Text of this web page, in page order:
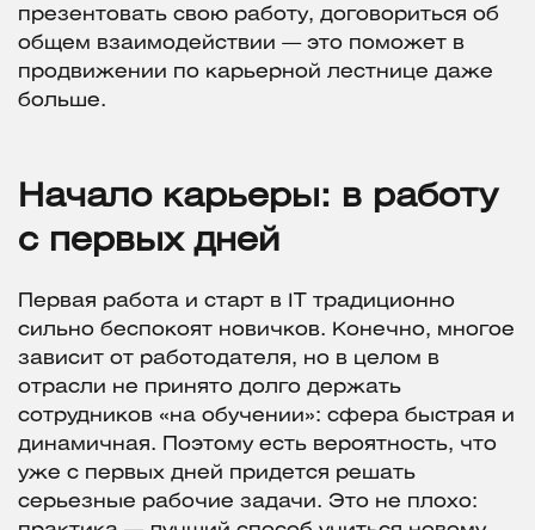
презентовать свою работу, договориться об
общем взаимодействии — это поможет в
продвижении по карьерной лестнице даже
больше.
Начало карьеры: в работу
с первых дней
Первая работа и старт в IT традиционно
сильно беспокоят новичков. Конечно, многое
зависит от работодателя, но в целом в
отрасли не принято долго держать
сотрудников «на обучении»: сфера быстрая и
динамичная. Поэтому есть вероятность, что
уже с первых дней придется решать
серьезные рабочие задачи. Это не плохо: